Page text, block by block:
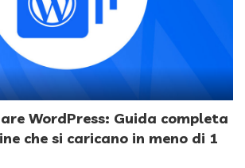
WordPress: Guida completa
che si caricano in meno di 1